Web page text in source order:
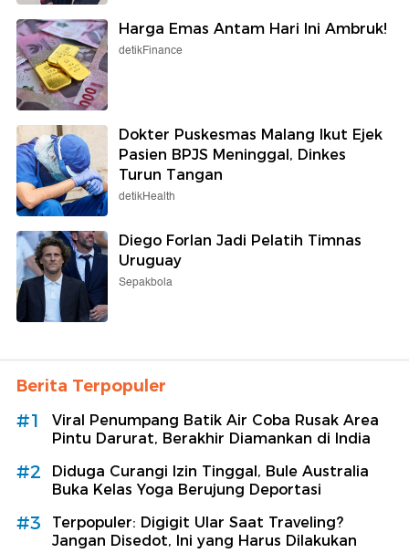
Harga Emas Antam Hari Ini Ambruk!
detikFinance
Dokter Puskesmas Malang Ikut Ejek
Pasien BPJS Meninggal, Dinkes
Turun Tangan
detikHealth
Diego Forlan Jadi Pelatih Timnas
Uruguay
Sepakbola
Berita Terpopuler
#1
Viral Penumpang Batik Air Coba Rusak Area
Pintu Darurat, Berakhir Diamankan di India
#2
Diduga Curangi Izin Tinggal, Bule Australia
Buka Kelas Yoga Berujung Deportasi
#3
Terpopuler: Digigit Ular Saat Traveling?
Jangan Disedot, Ini yang Harus Dilakukan